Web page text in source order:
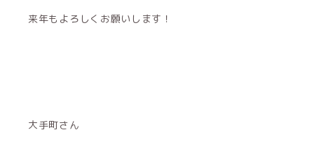
来年もよろしくお願いします！
大手町さん